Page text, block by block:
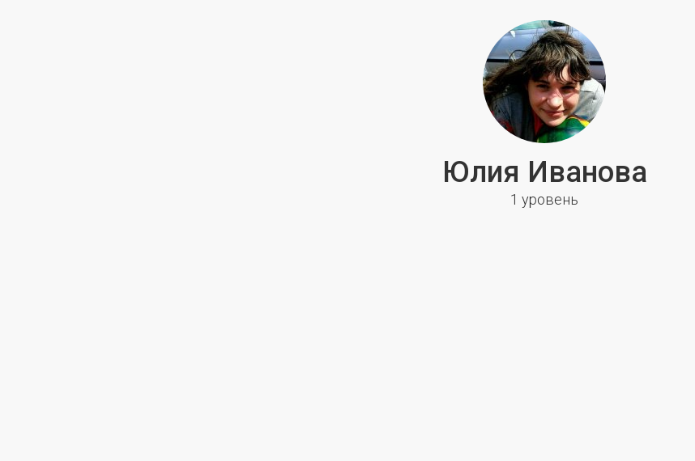
Юлия Иванова
1 уровень